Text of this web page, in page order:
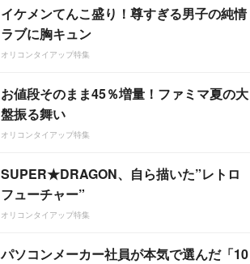
イケメンてんこ盛り！尊すぎる男子の純情
ラブに胸キュン
オリコンタイアップ特集
お値段そのまま45％増量！ファミマ夏の大
盤振る舞い
オリコンタイアップ特集
SUPER★DRAGON、自ら描いた”レトロ
フューチャー”
オリコンタイアップ特集
パソコンメーカー社員が本気で選んだ「10